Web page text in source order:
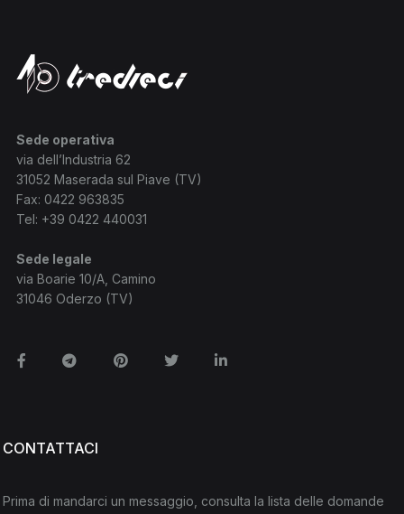
Sede operativa
via dell’Industria 62
31052 Maserada sul Piave (TV)
Fax: 0422 963835
Tel: +39 0422 440031
Sede legale
via Boarie 10/A, Camino
31046 Oderzo (TV)
FacebookTelegramPinterestTwitterLinkedin
CONTATTACI
Prima di mandarci un messaggio, consulta la lista delle domande